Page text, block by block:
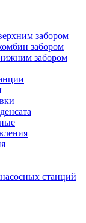
забором
забором
забором
станций